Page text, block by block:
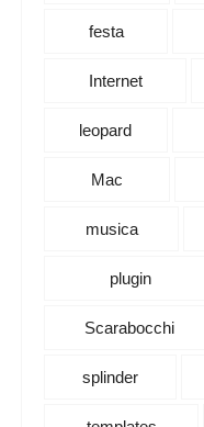
festa
Internet
leopard
Mac
musica
plugin
Scarabocchi
splinder